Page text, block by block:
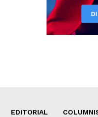
EDITORIAL